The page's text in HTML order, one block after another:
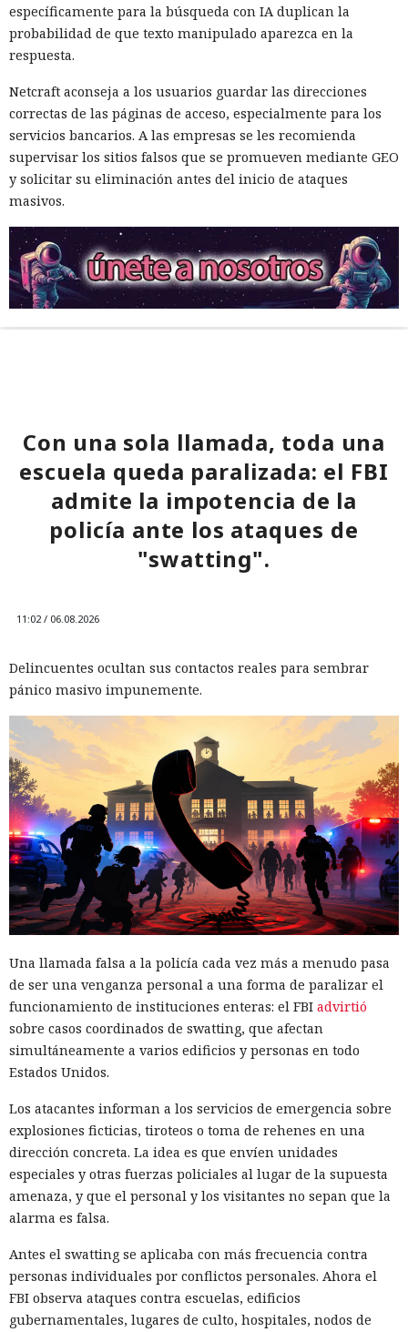
específicamente para la búsqueda con IA duplican la
probabilidad de que texto manipulado aparezca en la
respuesta.
Netcraft aconseja a los usuarios guardar las direcciones
correctas de las páginas de acceso, especialmente para los
servicios bancarios. A las empresas se les recomienda
supervisar los sitios falsos que se promueven mediante GEO
y solicitar su eliminación antes del inicio de ataques
masivos.
Con una sola llamada, toda una
escuela queda paralizada: el FBI
admite la impotencia de la
policía ante los ataques de
"swatting".
11:02 / 06.08.2026
Delincuentes ocultan sus contactos reales para sembrar
pánico masivo impunemente.
Una llamada falsa a la policía cada vez más a menudo pasa
de ser una venganza personal a una forma de paralizar el
funcionamiento de instituciones enteras: el FBI advirtió
sobre casos coordinados de swatting, que afectan
simultáneamente a varios edificios y personas en todo
Estados Unidos.
Los atacantes informan a los servicios de emergencia sobre
explosiones ficticias, tiroteos o toma de rehenes en una
dirección concreta. La idea es que envíen unidades
especiales y otras fuerzas policiales al lugar de la supuesta
amenaza, y que el personal y los visitantes no sepan que la
alarma es falsa.
Antes el swatting se aplicaba con más frecuencia contra
personas individuales por conflictos personales. Ahora el
FBI observa ataques contra escuelas, edificios
gubernamentales, lugares de culto, hospitales, nodos de